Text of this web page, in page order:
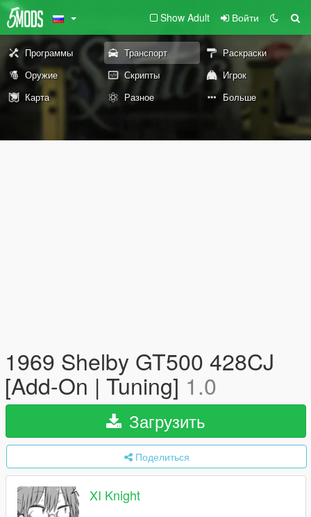
Show Adult Войти
Программы Транспорт
Раскраски
Оружие
Скрипты
Игрок
Карта
Разное Больше
1969 Shelby GT500 428CJ
[Add-On | Tuning] 1.0
Загрузить
Поделиться
XI Knight